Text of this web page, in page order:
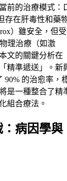
前的治療模式：
存在肝毒性和藥
）雖安全，但受
理治療（如激
文的關鍵分析在
精準遞送」。新
90% 的治愈率，
是一種整合了精
組合療法。
病因學與